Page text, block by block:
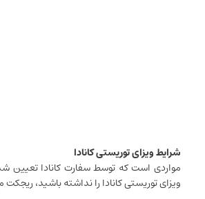
شرایط ویزای توریستی کانادا
مواردی است که توسط سفارت کانادا تعیین
ویزای توریستی کانادا را نداشته باشید،